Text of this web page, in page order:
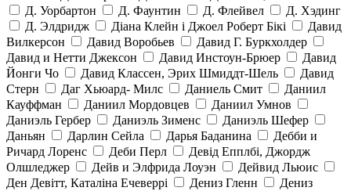
Д. Уорбартон
Д. Фаунтин Д. Флейвел
Д. Хэдинг
Д. Элдридж
Діана Клейн і Джоел Роберт Бікі
Давид
Вилкерсон
Давид Воробьев
Давид Г. Буркхолдер
Давид и Нетти Джексон
Давид Инстоун-Брюер
Давид
Йонги Чо
Давид Классен, Эрих Шмиддт-Шель
Давид
Стерн
Даг Хьюард- Милс Даниель Смит
Даниил
Кауффман
Даниил Мордовцев
Даниил Умнов
Даниэль Гербер
Даниэль Зименс
Даниэль Шефер
Даньян
Дарлин Сейла Дарья Баданина
Дебби и
Ричард Лоренс
Деби Перл
Девід Епплбі, Джордж
Олшледжер
Дейв и Элфрида Лоуэн
Дейвид Льюис
Ден Девітт, Каталіна Ечеверрі
Дениз Гленн
Дениз